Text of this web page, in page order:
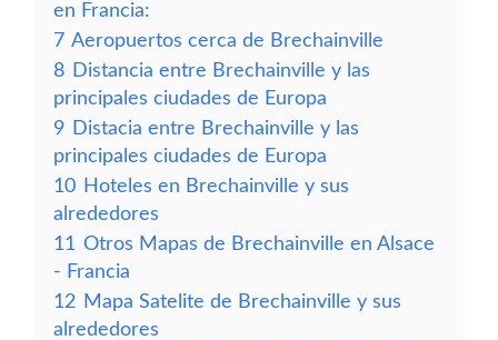
en Francia:
7 Aeropuertos cerca de Brechainville
8 Distancia entre Brechainville y las
principales ciudades de Europa
9 Distacia entre Brechainville y las
principales ciudades de Europa
10 Hoteles en Brechainville y sus
alrededores
11 Otros Mapas de Brechainville en Alsace
- Francia
12 Mapa Satelite de Brechainville y sus
alrededores